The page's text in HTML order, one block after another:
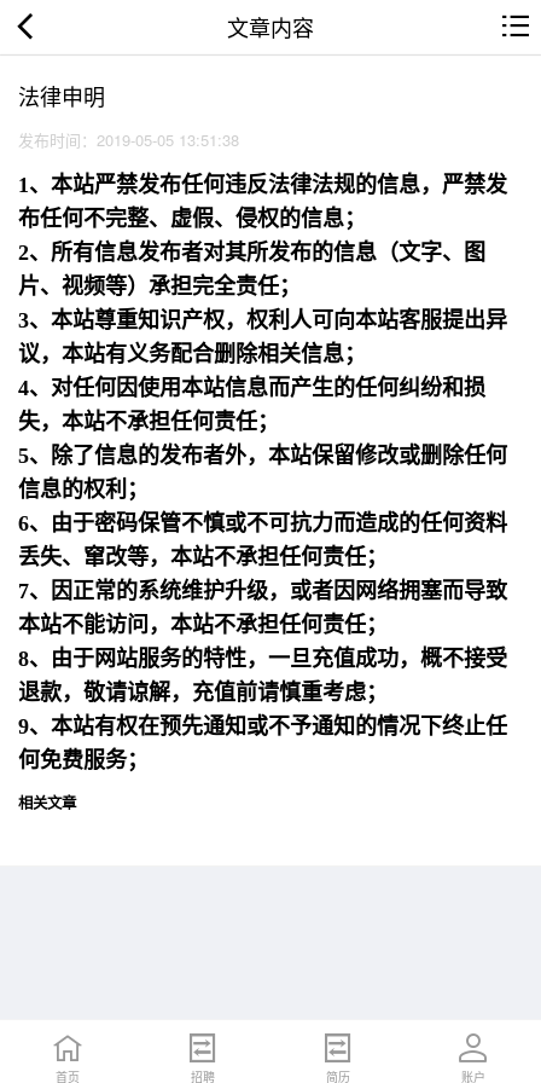
文章内容
法律申明
发布时间：2019-05-05 13:51:38
1、本站严禁发布任何违反法律法规的信息，严禁发
布任何不完整、虚假、侵权的信息；
2、所有信息发布者对其所发布的信息（文字、图
片、视频等）承担完全责任；
3、本站尊重知识产权，权利人可向本站客服提出异
议，本站有义务配合删除相关信息；
4、对任何因使用本站信息而产生的任何纠纷和损
失，本站不承担任何责任；
5、除了信息的发布者外，本站保留修改或删除任何
信息的权利；
6、由于密码保管不慎或不可抗力而造成的任何资料
丢失、窜改等，本站不承担任何责任；
7、因正常的系统维护升级，或者因网络拥塞而导致
本站不能访问，本站不承担任何责任；
8、由于网站服务的特性，一旦充值成功，概不接受
退款，敬请谅解，充值前请慎重考虑；
9、本站有权在预先通知或不予通知的情况下终止任
何免费服务；
相关文章
首页 招聘 简历 账户
首页 招聘 简历 账户